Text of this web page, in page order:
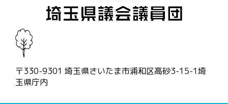
〒330-9301 埼玉県さいたま市浦和区高砂3-15-1埼
玉県庁内